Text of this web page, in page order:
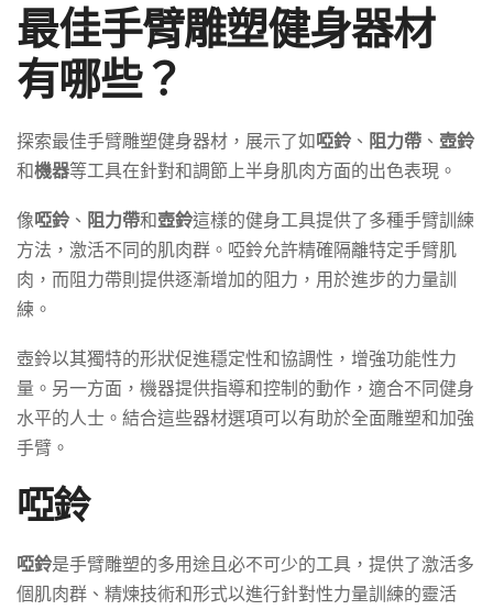
最佳手臂雕塑健身器材
有哪些？
探索最佳手臂雕塑健身器材，展示了如啞鈴 、 阻力帶 、 壺鈴
和機器等工具在針對和調節上半身肌肉方面的出色表現。
像啞鈴 、 阻力帶和壺鈴這樣的健身工具提供了多種手臂訓練
方法，激活不同的肌肉群。啞鈴允許精確隔離特定手臂肌
肉，而阻力帶則提供逐漸增加的阻力，用於進步的力量訓
練。
壺鈴以其獨特的形狀促進穩定性和協調性，增強功能性力
量。另一方面，機器提供指導和控制的動作，適合不同健身
水平的人士。結合這些器材選項可以有助於全面雕塑和加強
手臂。
啞鈴
啞鈴是手臂雕塑的多用途且必不可少的工具，提供了激活多
個肌肉群、精煉技術和形式以進行針對性力量訓練的靈活